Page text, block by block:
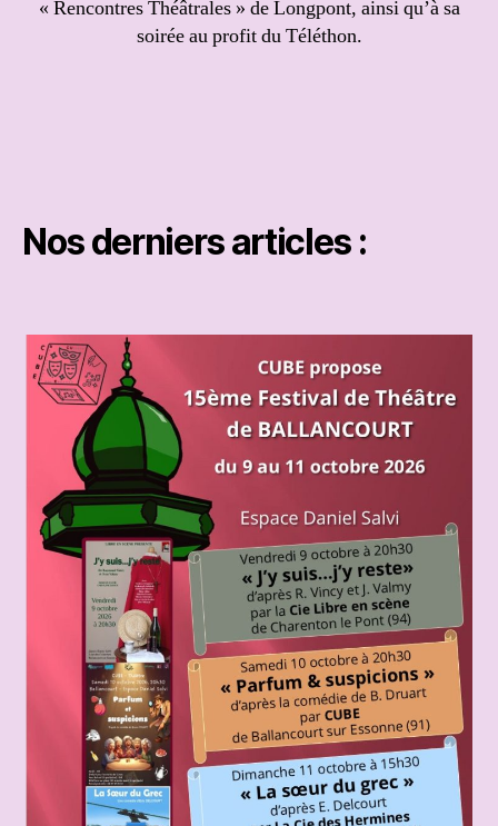
« Rencontres Théâtrales » de Longpont, ainsi qu’à sa
soirée au profit du Téléthon.
Nos derniers articles :